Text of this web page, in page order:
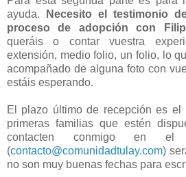
ayuda.
Necesito el testimonio
proceso de adopción con
queráis o contar vuestra
extensión, medio folio, un folio, lo
acompañado de alguna foto con
estáis esperando.
El plazo último de recepción es el
primeras familias que estén
contacten conmigo en
(contacto@comunidadtulay.com)
no son muy buenas fechas para